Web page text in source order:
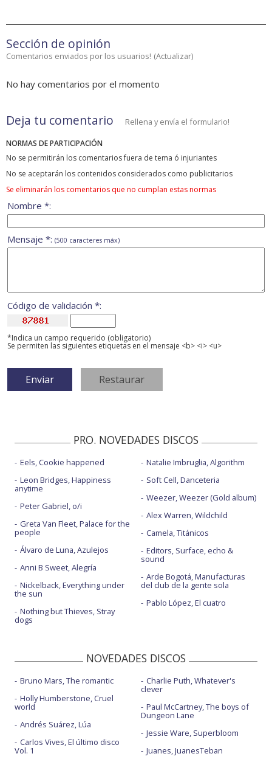
Sección de opinión
Comentarios enviados por los usuarios! (Actualizar)
No hay comentarios por el momento
Deja tu comentario Rellena y envía el formulario!
NORMAS DE PARTICIPACIÓN
No se permitirán los comentarios fuera de tema ó injuriantes
No se aceptarán los contenidos considerados como publicitarios
Se eliminarán los comentarios que no cumplan estas normas
Nombre *:
Mensaje *: (500 caracteres máx)
Código de validación *:
*Indica un campo requerido (obligatorio)
Se permiten las siguientes etiquetas en el mensaje <b> <i> <u>
PRO. NOVEDADES DISCOS
Eels, Cookie happened
Leon Bridges, Happiness
anytime
Peter Gabriel, o/i
Greta Van Fleet, Palace for the
people
Álvaro de Luna, Azulejos
Anni B Sweet, Alegría
Nickelback, Everything under
the sun
Nothing but Thieves, Stray
dogs
Natalie Imbruglia, Algorithm
Soft Cell, Danceteria
Weezer, Weezer (Gold album)
Alex Warren, Wildchild
Camela, Titánicos
Editors, Surface, echo &
sound
Arde Bogotá, Manufacturas
del club de la gente sola
Pablo López, El cuatro
NOVEDADES DISCOS
Bruno Mars, The romantic
Holly Humberstone, Cruel
world
Andrés Suárez, Lúa
Carlos Vives, El último disco
Vol. 1
Charlie Puth, Whatever's
clever
Paul McCartney, The boys of
Dungeon Lane
Jessie Ware, Superbloom
Juanes, JuanesTeban